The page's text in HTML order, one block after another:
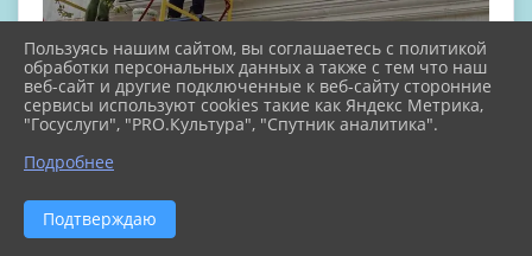
Пользуясь нашим сайтом, вы соглашаетесь с политикой
обработки персональных данных а также с тем что наш
веб-сайт и другие подключенные к веб-сайту сторонние
сервисы используют cookies такие как Яндекс Метрика,
"Госуслуги", "PRO.Культура", "Спутник аналитика".
Подробнее
Подтверждаю